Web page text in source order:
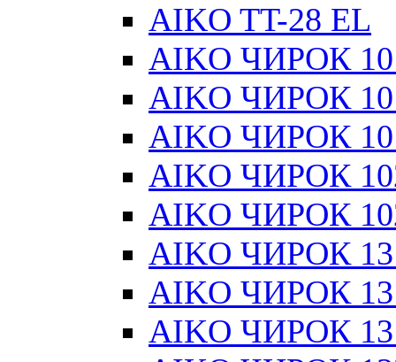
AIKO TT-28 EL
AIKO ЧИРОК
AIKO ЧИРОК
AIKO ЧИРОК
AIKO ЧИРОК
AIKO ЧИРОК
AIKO ЧИРОК
AIKO ЧИРОК
AIKO ЧИРОК